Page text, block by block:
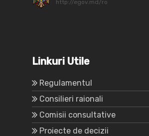
http://egov.md/ro
Linkuri Utile
Regulamentul
Consilieri raionali
Comisii consultative
Proiecte de decizii